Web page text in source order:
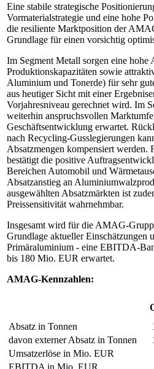
Eine stabile strategische
Vormaterialstrategie und eine hohe
die resiliente Marktposition der
Grundlage für einen vorsichtig
Im Segment Metall sorgen eine hohe
Produktionskapazitäten sowie
Aluminium und Tonerde) für sehr
aus heutiger Sicht mit einer
Vorjahresniveau gerechnet wird. Im
weiterhin anspruchsvollen
Geschäftsentwicklung erwartet.
nach Recycling-Gusslegierungen
Absatzmengen kompensiert werden.
bestätigt die positive
Bereichen Automobil und
Absatzanstieg an
ausgewählten Absatzmärkten ist
Preissensitivität wahrnehmbar.
Insgesamt wird für die AMAG-
Grundlage aktueller Einschätzungen
Primäraluminium - eine EBITDA-
bis 180 Mio. EUR erwartet.
AMAG-Kennzahlen:
Absatz in Tonnen
davon externer Absatz in Tonnen
Umsatzerlöse in Mio. EUR
EBITDA in Mio. EUR